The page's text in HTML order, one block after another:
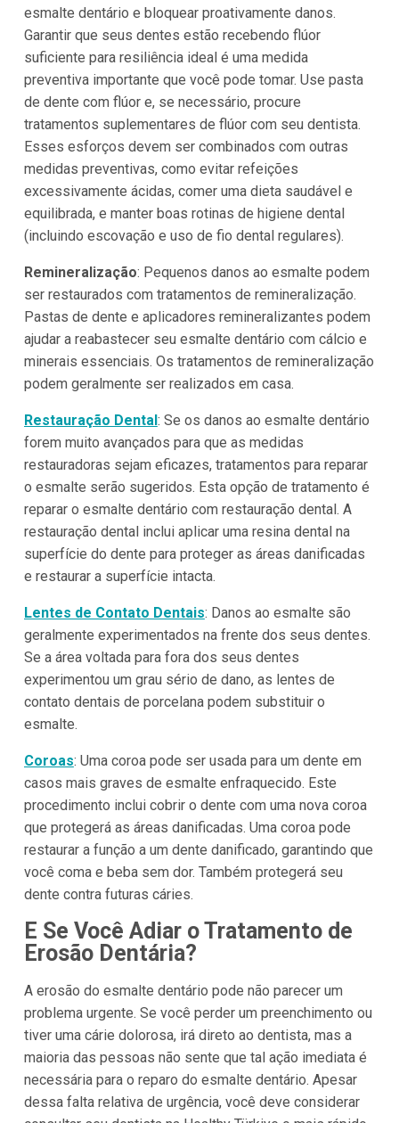
esmalte dentário e bloquear proativamente danos.
Garantir que seus dentes estão recebendo flúor
suficiente para resiliência ideal é uma medida
preventiva importante que você pode tomar. Use pasta
de dente com flúor e, se necessário, procure
tratamentos suplementares de flúor com seu dentista.
Esses esforços devem ser combinados com outras
medidas preventivas, como evitar refeições
excessivamente ácidas, comer uma dieta saudável e
equilibrada, e manter boas rotinas de higiene dental
(incluindo escovação e uso de fio dental regulares).
Remineralização: Pequenos danos ao esmalte podem
ser restaurados com tratamentos de remineralização.
Pastas de dente e aplicadores remineralizantes podem
ajudar a reabastecer seu esmalte dentário com cálcio e
minerais essenciais. Os tratamentos de remineralização
podem geralmente ser realizados em casa.
Restauração Dental: Se os danos ao esmalte dentário
forem muito avançados para que as medidas
restauradoras sejam eficazes, tratamentos para reparar
o esmalte serão sugeridos. Esta opção de tratamento é
reparar o esmalte dentário com restauração dental. A
restauração dental inclui aplicar uma resina dental na
superfície do dente para proteger as áreas danificadas
e restaurar a superfície intacta.
Lentes de Contato Dentais: Danos ao esmalte são
geralmente experimentados na frente dos seus dentes.
Se a área voltada para fora dos seus dentes
experimentou um grau sério de dano, as lentes de
contato dentais de porcelana podem substituir o
esmalte.
Coroas: Uma coroa pode ser usada para um dente em
casos mais graves de esmalte enfraquecido. Este
procedimento inclui cobrir o dente com uma nova coroa
que protegerá as áreas danificadas. Uma coroa pode
restaurar a função a um dente danificado, garantindo que
você coma e beba sem dor. Também protegerá seu
dente contra futuras cáries.
E Se Você Adiar o Tratamento de
Erosão Dentária?
A erosão do esmalte dentário pode não parecer um
problema urgente. Se você perder um preenchimento ou
tiver uma cárie dolorosa, irá direto ao dentista, mas a
maioria das pessoas não sente que tal ação imediata é
necessária para o reparo do esmalte dentário. Apesar
dessa falta relativa de urgência, você deve considerar